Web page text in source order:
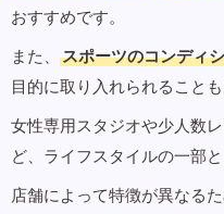
おすすめです。
また、
スポーツのコンディ
目的に取り入れられることも
女性専用スタジオや少人数
ど、ライフスタイルの一部
店舗によって特徴が異なる